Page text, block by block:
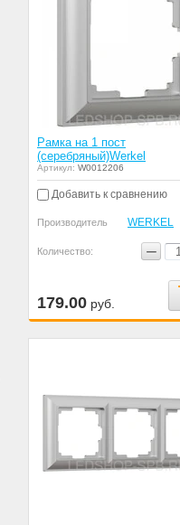
Рамка на 1 пост
(серебряный)Werkel
Артикул: W0012206
Добавить к сравнению
Производитель WERKEL
Количество: −
179.00 руб.